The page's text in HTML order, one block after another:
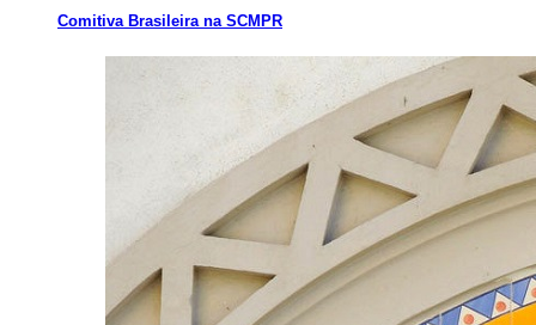
Comitiva Brasileira na SCMPR